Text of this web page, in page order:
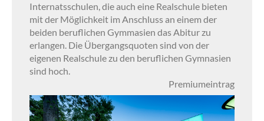
Internatsschulen, die auch eine Realschule bieten
mit der Möglichkeit im Anschluss an einem der
beiden beruflichen Gymmasien das Abitur zu
erlangen. Die Übergangsquoten sind von der
eigenen Realschule zu den beruflichen Gymnasien
sind hoch.
Premiumeintrag